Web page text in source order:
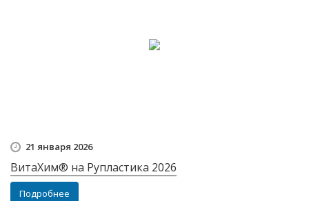
21 января 2026
ВитаХим® на Рупластика 2026
Подробнее